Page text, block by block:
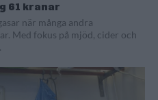
61 kranar
när många andra
Med fokus på mjöd, cider och